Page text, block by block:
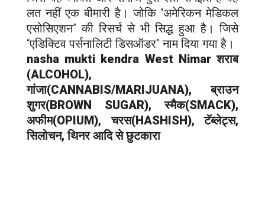
लत नहीं एक बीमारी है। जोकि “अमेरिकन मेडिकल
एसोसिएशन” की रिसर्च से भी सिद्ध हुआ है। जिसे
“एडिक्टिव पर्सनालिटी डिसऑडर” नाम दिया गया है।
nasha mukti kendra West Nimarशराब
(ALCOHOL),
गांजा(CANNABIS/MARIJUANA), ब्राउन
शुगर(BROWN SUGAR), स्मैक(SMACK),
अफीम(OPIUM), चरस(HASHISH), टॅब्लेट्स,
सिलोचन, थिनर आदि से छुटकारा